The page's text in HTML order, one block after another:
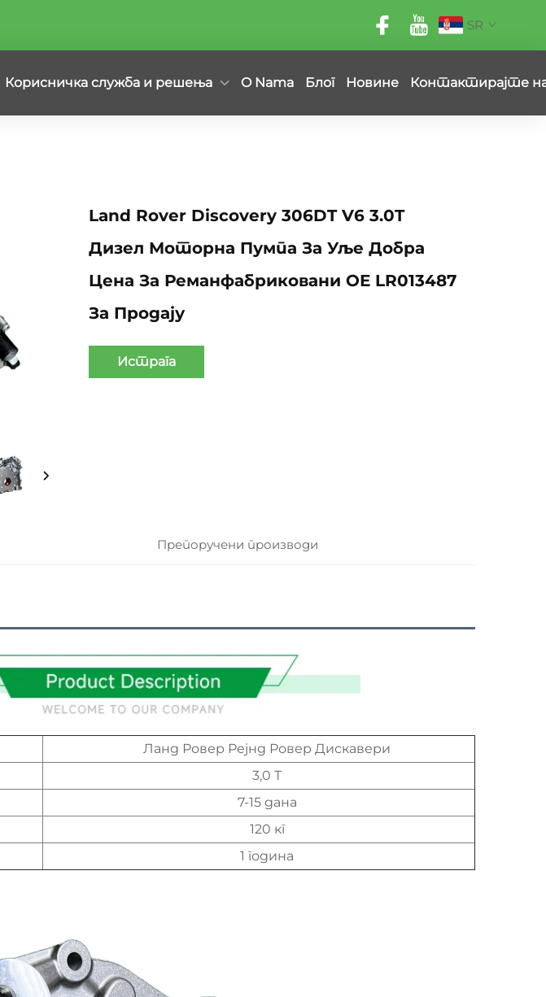
SR
Корисничка служба и решења O Nama Блог Новине Контактирајте
Land Rover Discovery 306DT V6 3.0T
Дизел Моторна Пумпа За Уље Добра
Цена За Реманфабриковани ОЕ LR013487
За Продају
Истрага
Препоручени производи
Ланд Ровер Рејнд Ровер Дискавери
3,0 Т
7-15 дана
120 кг
1 година